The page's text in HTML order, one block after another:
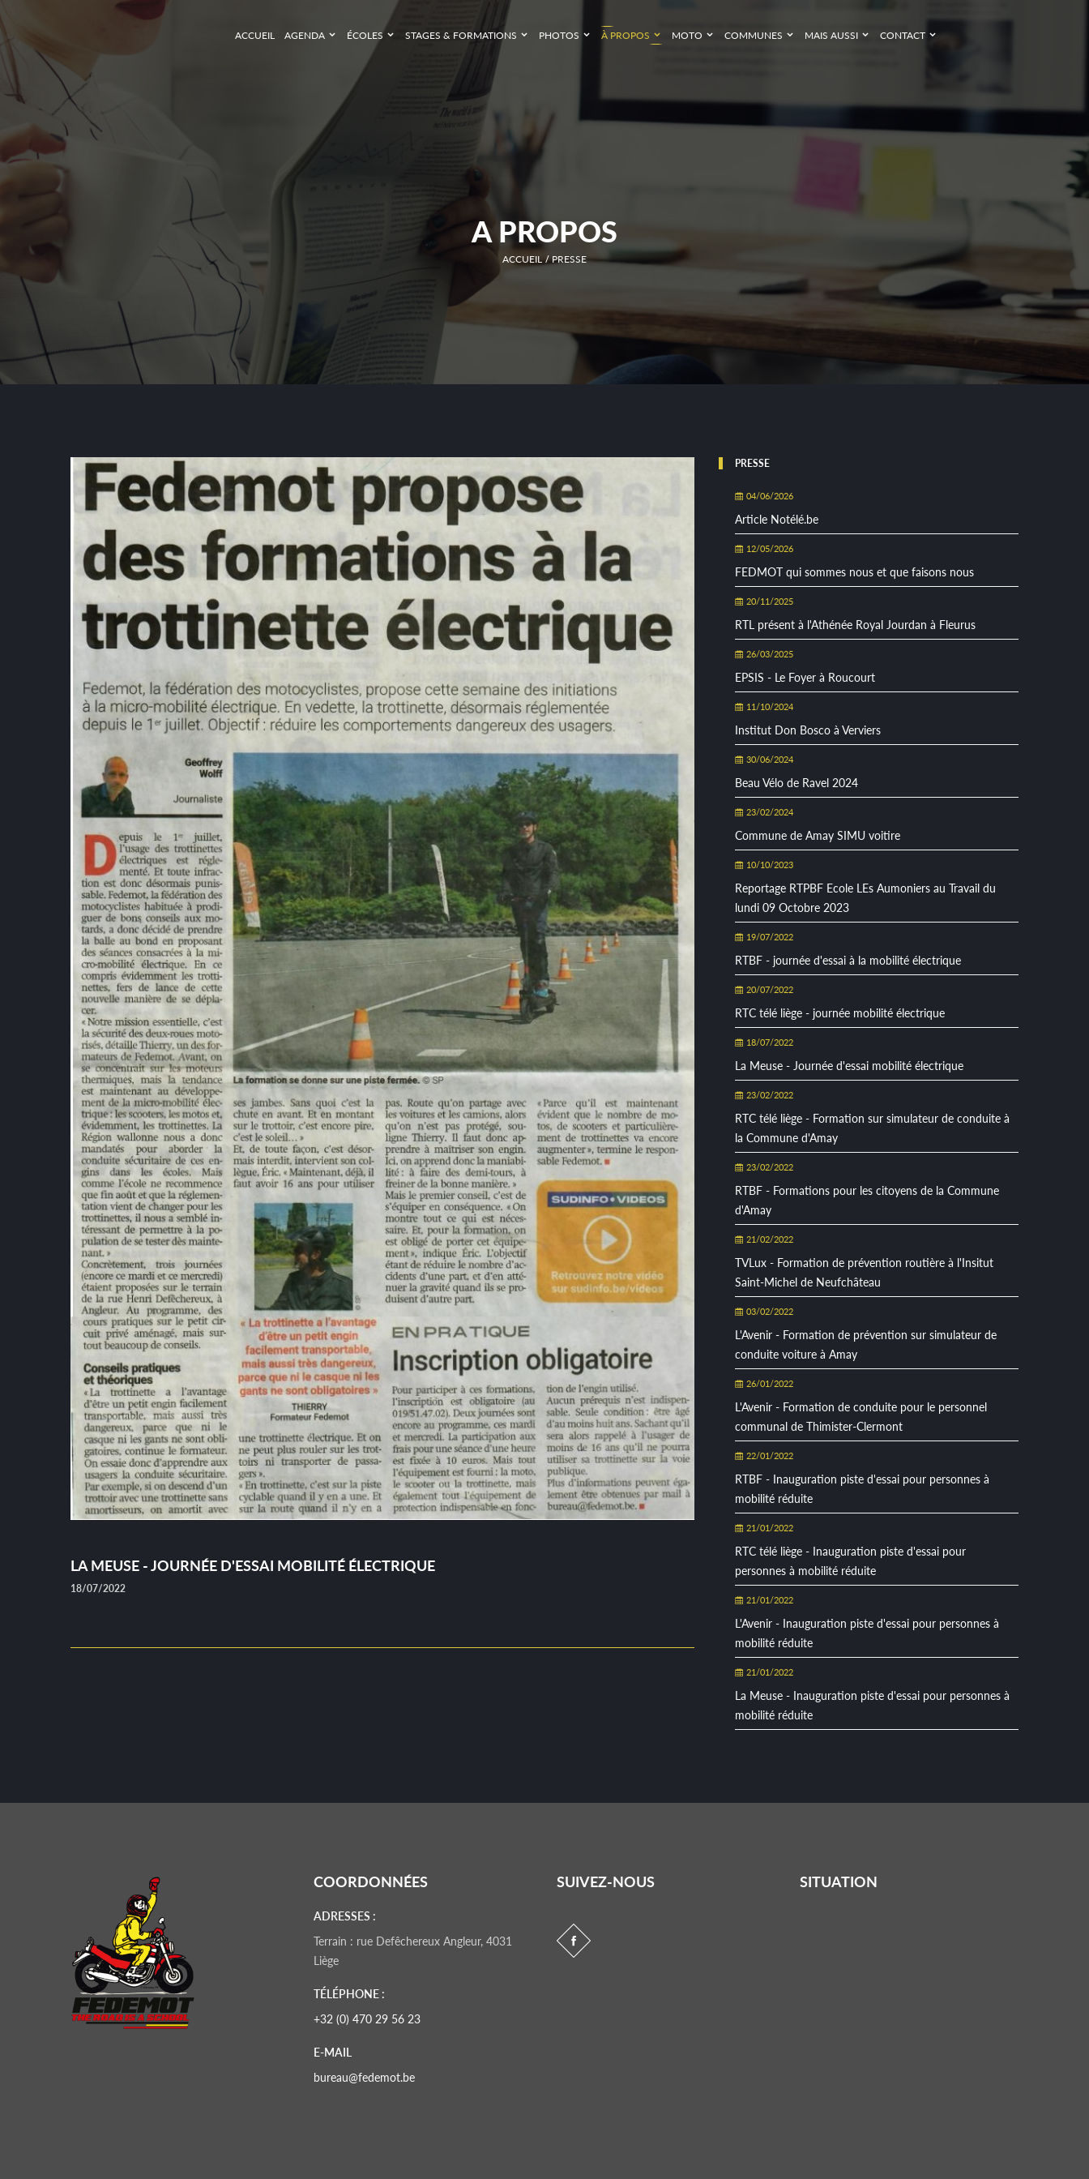
ACCUEIL AGENDA ÉCOLES STAGES & FORMATIONS PHOTOS À PROPOS MOTO COMMUNES MAIS AUSSI CONTACT
A PROPOS
ACCUEIL PRESSE
LA MEUSE - JOURNÉE D'ESSAI MOBILITÉ ÉLECTRIQUE
18/07/2022
PRESSE
04/06/2026
Article Notélé.be
12/05/2026
FEDMOT qui sommes nous et que faisons nous
20/11/2025
RTL présent à l'Athénée Royal Jourdan à Fleurus
26/03/2025
EPSIS - Le Foyer à Roucourt
11/10/2024
Institut Don Bosco à Verviers
30/06/2024
Beau Vélo de Ravel 2024
23/02/2024
Commune de Amay SIMU voitire
10/10/2023
Reportage RTPBF Ecole LEs Aumoniers au Travail du
lundi 09 Octobre 2023
19/07/2022
RTBF - journée d'essai à la mobilité électrique
20/07/2022
RTC télé liège - journée mobilité électrique
18/07/2022
La Meuse - Journée d'essai mobilité électrique
23/02/2022
RTC télé liège - Formation sur simulateur de conduite à
la Commune d'Amay
23/02/2022
RTBF - Formations pour les citoyens de la Commune
d'Amay
21/02/2022
TVLux - Formation de prévention routière à l'Insitut
Saint-Michel de Neufchâteau
03/02/2022
L'Avenir - Formation de prévention sur simulateur de
conduite voiture à Amay
26/01/2022
L'Avenir - Formation de conduite pour le personnel
communal de Thimister-Clermont
22/01/2022
RTBF - Inauguration piste d'essai pour personnes à
mobilité réduite
21/01/2022
RTC télé liège - Inauguration piste d'essai pour
personnes à mobilité réduite
21/01/2022
L'Avenir - Inauguration piste d'essai pour personnes à
mobilité réduite
21/01/2022
La Meuse - Inauguration piste d'essai pour personnes à
mobilité réduite
COORDONNÉES
ADRESSES :
Terrain : rue Defêchereux Angleur, 4031
Liège
TÉLÉPHONE :
+32 (0) 470 29 56 23
E-MAIL
bureau@fedemot.be
SUIVEZ-NOUS SITUATION